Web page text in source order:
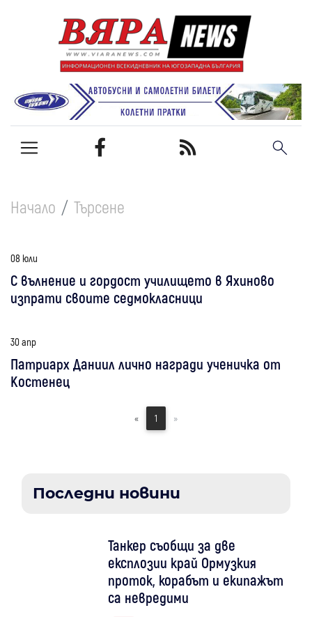
Начало Търсене
08 юли
С вълнение и гордост училището в Яхиново
изпрати своите седмокласници
30 апр
Патриарх Даниил лично награди ученичка от
Костенец
« 1 »
Последни новини
Танкер съобщи за две
експлозии край Ормузкия
проток, корабът и екипажът
са невредими